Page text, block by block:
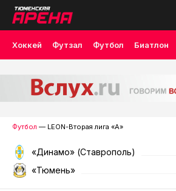
Хоккей Футзал Футбол Биатлон
Футбол — LEON-Вторая лига «А»
«Динамо» (Ставрополь)
«Тюмень»